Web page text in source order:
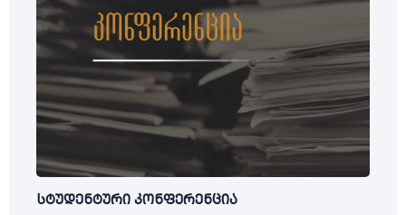
სტუდენტური კონფერენცია